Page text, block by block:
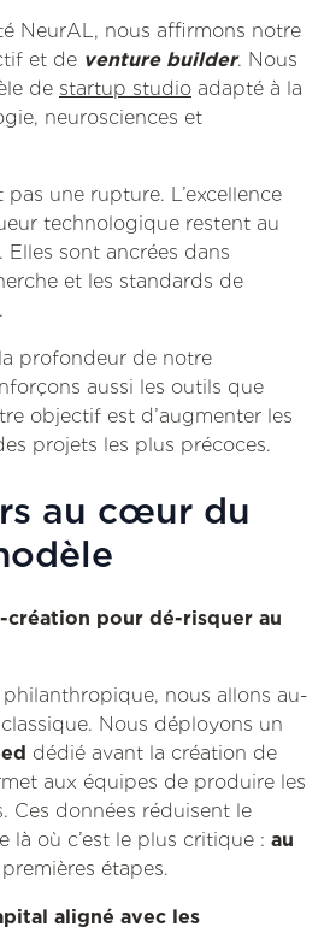
NeurAL, nous affirmons notre
et de venture builder. Nous
de startup studio adapté à la
neurosciences et
pas une rupture. L’excellence
technologique restent au
sont ancrées dans
et les standards de
profondeur de notre
aussi les outils que
objectif est d’augmenter les
projets les plus précoces.
au cœur du
création pour dé-risquer au
nous allons au-
Nous déployons un
dédié avant la création de
aux équipes de produire les
Ces données réduisent le
là où c’est le plus critique : au
étapes.
aligné avec les